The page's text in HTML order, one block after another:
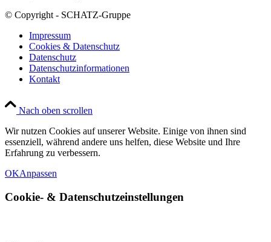
© Copyright - SCHATZ-Gruppe
Impressum
Cookies & Datenschutz
Datenschutz
Datenschutzinformationen
Kontakt
Nach oben scrollen
Wir nutzen Cookies auf unserer Website. Einige von ihnen sind
essenziell, während andere uns helfen, diese Website und Ihre
Erfahrung zu verbessern.
OKAnpassen
Cookie- & Datenschutzeinstellungen